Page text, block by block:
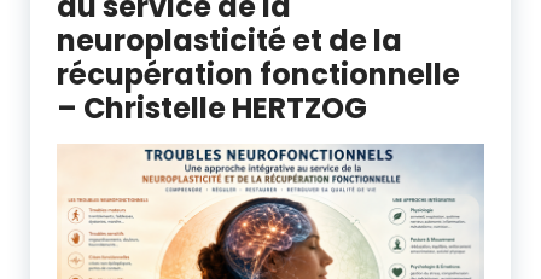
neuroplasticité et de la
récupération fonctionnelle
– Christelle HERTZOG